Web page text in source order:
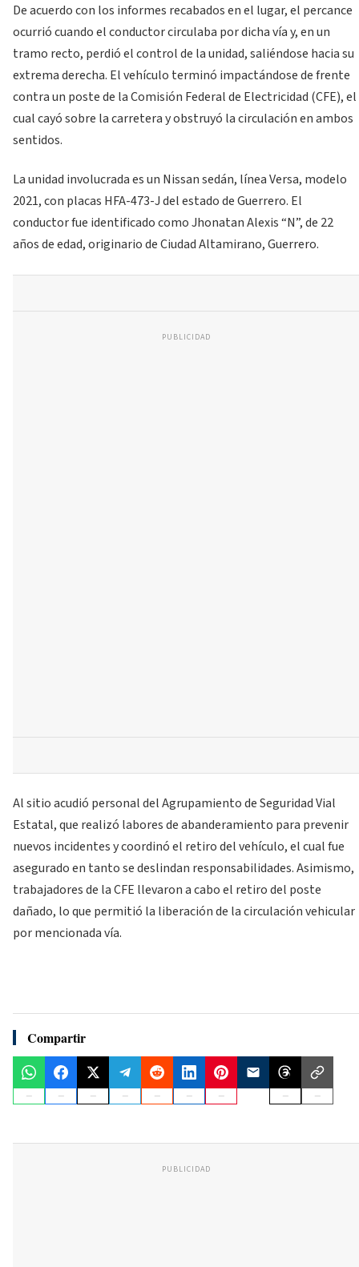
De acuerdo con los informes recabados en el lugar, el percance
ocurrió cuando el conductor circulaba por dicha vía y, en un
tramo recto, perdió el control de la unidad, saliéndose hacia su
extrema derecha. El vehículo terminó impactándose de frente
contra un poste de la Comisión Federal de Electricidad (CFE), el
cual cayó sobre la carretera y obstruyó la circulación en ambos
sentidos.
La unidad involucrada es un Nissan sedán, línea Versa, modelo
2021, con placas HFA-473-J del estado de Guerrero. El
conductor fue identificado como Jhonatan Alexis “N”, de 22
años de edad, originario de Ciudad Altamirano, Guerrero.
PUBLICIDAD
Al sitio acudió personal del Agrupamiento de Seguridad Vial
Estatal, que realizó labores de abanderamiento para prevenir
nuevos incidentes y coordinó el retiro del vehículo, el cual fue
asegurado en tanto se deslindan responsabilidades. Asimismo,
trabajadores de la CFE llevaron a cabo el retiro del poste
dañado, lo que permitió la liberación de la circulación vehicular
por mencionada vía.
Compartir
PUBLICIDAD